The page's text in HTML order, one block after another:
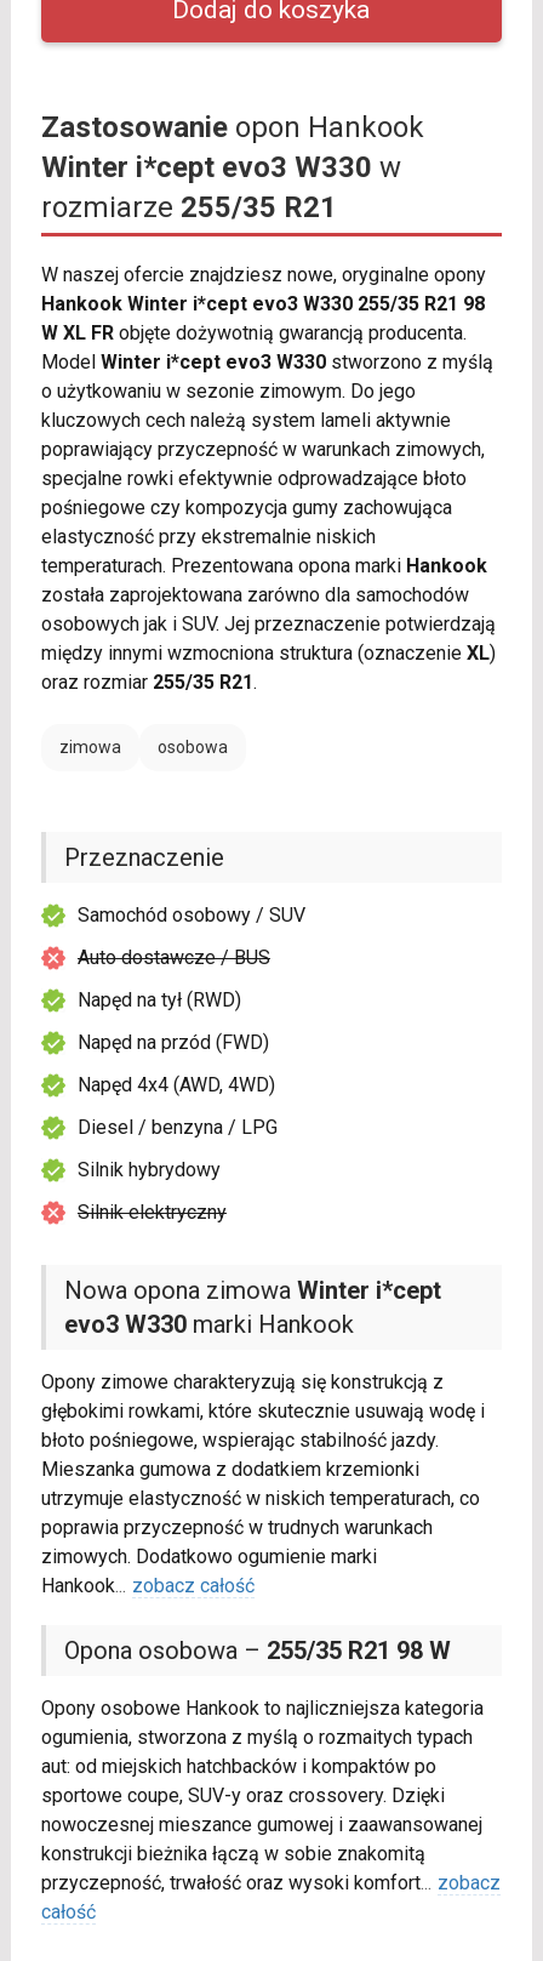
Zastosowanieopon Hankook
Winter i*cept evo3 W330 w
rozmiarze 255/35 R21
W naszej ofercie znajdziesz nowe, oryginalne opony
Hankook Winter i*cept evo3 W330 255/35 R21 98
W XL FRobjęte dożywotnią gwarancją producenta.
Model Winter i*cept evo3 W330stworzono z myślą
o użytkowaniu w sezonie zimowym. Do jego
kluczowych cech należą system lameli aktywnie
poprawiający przyczepność w warunkach zimowych,
specjalne rowki efektywnie odprowadzające błoto
pośniegowe czy kompozycja gumy zachowująca
elastyczność przy ekstremalnie niskich
temperaturach. Prezentowana opona marki Hankook
została zaprojektowana zarówno dla samochodów
osobowych jak i SUV. Jej przeznaczenie potwierdzają
między innymi wzmocniona struktura (oznaczenie XL)
oraz rozmiar 255/35 R21.
zimowa osobowa
Nowa opona zimowa Winter i*cept
evo3 W330marki Hankook
Opony zimowe charakteryzują się konstrukcją z
głębokimi rowkami, które skutecznie usuwają wodę i
błoto pośniegowe, wspierając stabilność jazdy.
Mieszanka gumowa z dodatkiem krzemionki
utrzymuje elastyczność w niskich temperaturach, co
poprawia przyczepność w trudnych warunkach
zimowych. Dodatkowo ogumienie marki
Hankook... zobacz całość
Opona osobowa – 255/35 R21 98 W
Opony osobowe Hankook to najliczniejsza kategoria
ogumienia, stworzona z myślą o rozmaitych typach
aut: od miejskich hatchbacków i kompaktów po
sportowe coupe, SUV-y oraz crossovery. Dzięki
nowoczesnej mieszance gumowej i zaawansowanej
konstrukcji bieżnika łączą w sobie znakomitą
przyczepność, trwałość oraz wysoki komfort... zobacz
całość
Przeznaczenie
Samochód osobowy / SUV
Auto dostawcze / BUS
Napęd na tył (RWD)
Napęd na przód (FWD)
Napęd 4x4 (AWD, 4WD)
Diesel / benzyna / LPG
Silnik hybrydowy
Silnik elektryczny